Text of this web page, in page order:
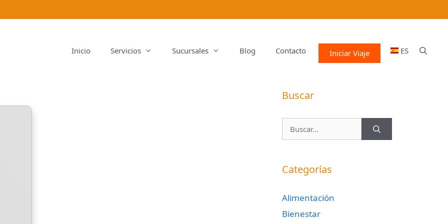
Inicio Servicios Sucursales Blog Contacto Iniciar Viaje ES
Buscar
Categorías
Alimentación
Bienestar